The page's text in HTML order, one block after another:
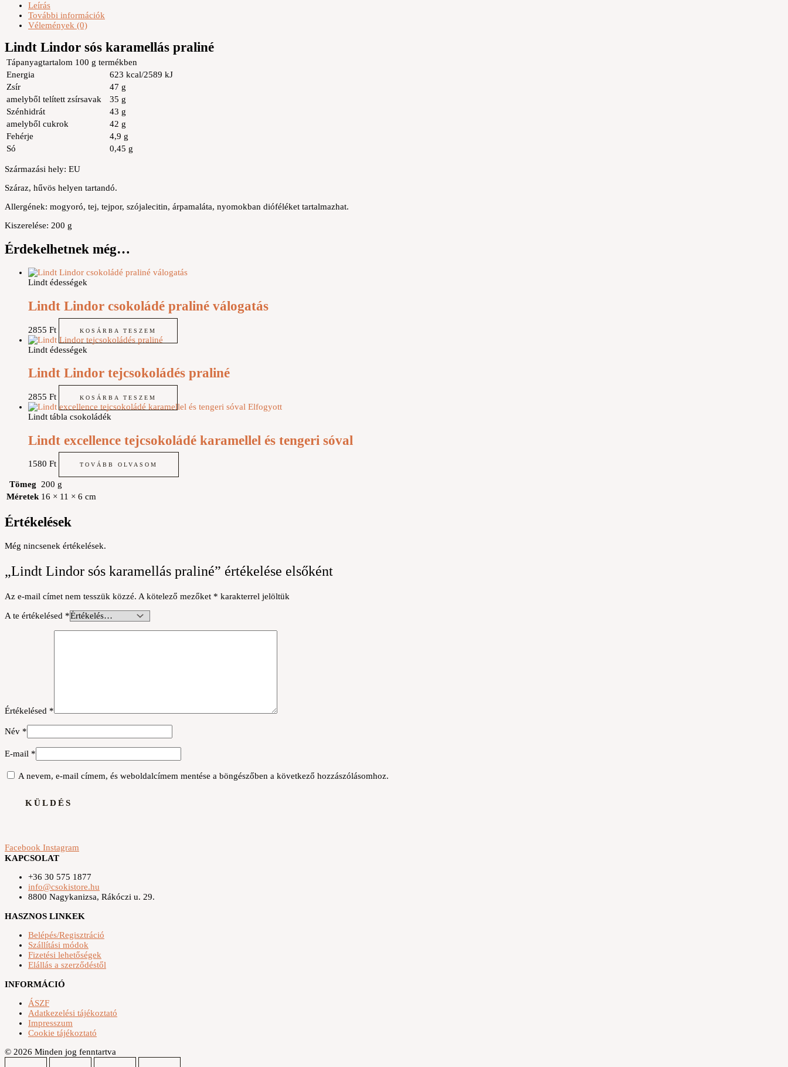
Leírás
További információk
Vélemények (0)
Lindt Lindor sós karamellás praliné
Tápanyagtartalom 100 g termékben
Energia
623 kcal/2589 kJ
Zsír
47 g
amelyből telített zsírsavak
35 g
Szénhidrát
43 g
amelyből cukrok
42 g
Fehérje
4,9 g
Só
0,45 g
Származási hely: EU
Száraz, hűvös helyen tartandó.
Allergének: mogyoró, tej, tejpor, szójalecitin, árpamaláta, nyomokban dióféléket tartalmazhat.
Kiszerelése: 200 g
Érdekelhetnek még…
Lindt édességek
Lindt Lindor csokoládé praliné válogatás
2855 Ft KOSÁRBA TESZEM
Lindt édességek
Lindt Lindor tejcsokoládés praliné
2855 Ft KOSÁRBA TESZEM
Elfogyott
Lindt tábla csokoládék
Lindt excellence tejcsokoládé karamellel és tengeri sóval
1580 Ft TOVÁBB OLVASOM
Tömeg 200 g
Méretek 16 × 11 × 6 cm
Értékelések
Még nincsenek értékelések.
„Lindt Lindor sós karamellás praliné” értékelése elsőként
Az e-mail címet nem tesszük közzé. A kötelező mezőket * karakterrel jelöltük
A te értékelésed *
Értékelésed *
Név *
E-mail *
A nevem, e-mail címem, és weboldalcímem mentése a böngészőben a következő hozzászólásomhoz.
Facebook Instagram
KAPCSOLAT
+36 30 575 1877
info@csokistore.hu
8800 Nagykanizsa, Rákóczi u. 29.
HASZNOS LINKEK
Belépés/Regisztráció
Szállítási módok
Fizetési lehetőségek
Elállás a szerződéstől
INFORMÁCIÓ
ÁSZF
Adatkezelési tájékoztató
Impresszum
Cookie tájékoztató
© 2026 Minden jog fenntartva